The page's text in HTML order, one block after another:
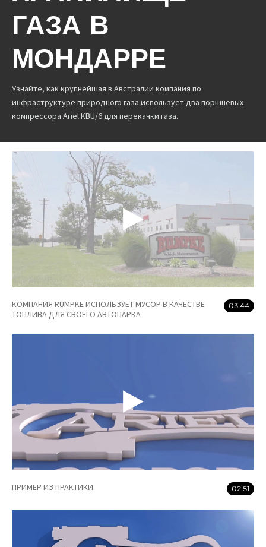
ГАЗА В
МОНДАРРЕ
Узнайте, как крупнейшая в Австралии компания по
инфраструктуре природного газа использует два поршневых
компрессора Ariel KBU/6 для перекачки газа.
КОМПАНИЯ RUMPKE ИСПОЛЬЗУЕТ МУСОР В КАЧЕСТВЕ
ТОПЛИВА ДЛЯ СВОЕГО АВТОПАРКА
03:44
ПРИМЕР ИЗ ПРАКТИКИ 02:51